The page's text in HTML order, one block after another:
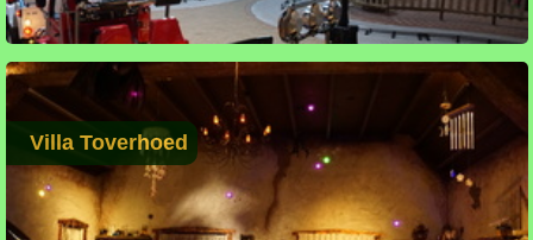
Villa Toverhoed